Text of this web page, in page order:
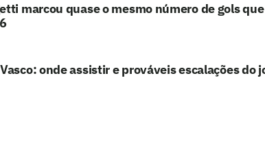
marcou quase o mesmo número de gols
onde assistir e prováveis escalações do